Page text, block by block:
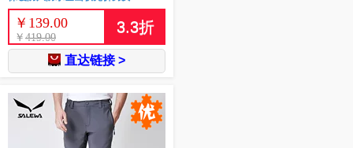
￥ 139.00
￥ 419.00
3.3折
直达链接 >